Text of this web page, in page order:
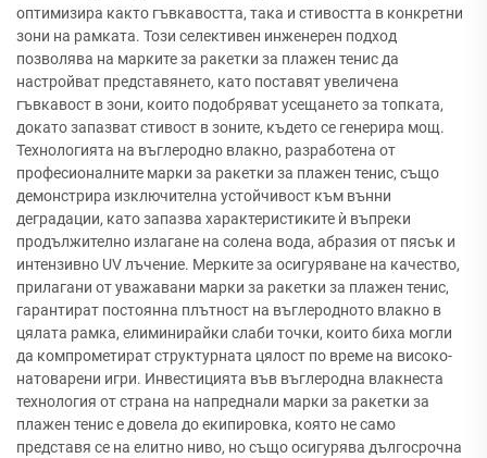
оптимизира както гъвкавостта, така и стивостта в конкретни
зони на рамката. Този селективен инженерен подход
позволява на марките за ракетки за плажен тенис да
настройват представянето, като поставят увеличена
гъвкавост в зони, които подобряват усещането за топката,
докато запазват стивост в зоните, където се генерира мощ.
Технологията на въглеродно влакно, разработена от
професионалните марки за ракетки за плажен тенис, също
демонстрира изключителна устойчивост към вънни
деградации, като запазва характеристиките ѝ въпреки
продължително излагане на солена вода, абразия от пясък и
интензивно UV лъчение. Мерките за осигуряване на качество,
прилагани от уважавани марки за ракетки за плажен тенис,
гарантират постоянна плътност на въглеродното влакно в
цялата рамка, елиминирайки слаби точки, които биха могли
да компрометират структурната цялост по време на високо-
натоварени игри. Инвестицията във въглеродна влакнеста
технология от страна на напреднали марки за ракетки за
плажен тенис е довела до екипировка, която не само
представя се на елитно ниво, но също осигурява дългосрочна